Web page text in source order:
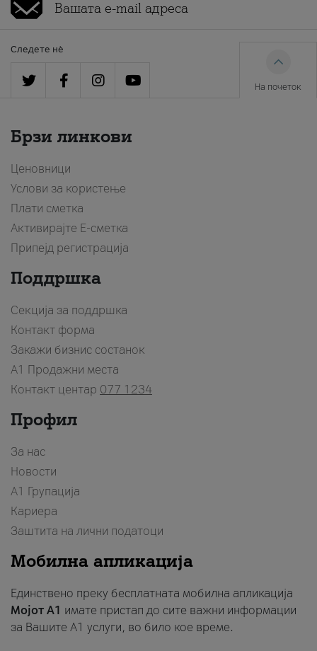
Следете нè
На почеток
Брзи линкови
Ценовници
Услови за користење
Плати сметка
Активирајте Е-сметка
Припејд регистрација
Поддршка
Секција за поддршка
Контакт форма
Закажи бизнис состанок
A1 Продажни места
Контакт центар 077 1234
Профил
За нас
Новости
А1 Групација
Кариера
Заштита на лични податоци
Мобилна апликација
Единствено преку бесплатната мобилна апликација
Мојот A1 имате пристап до сите важни информации
за Вашите A1 услуги, во било кое време.